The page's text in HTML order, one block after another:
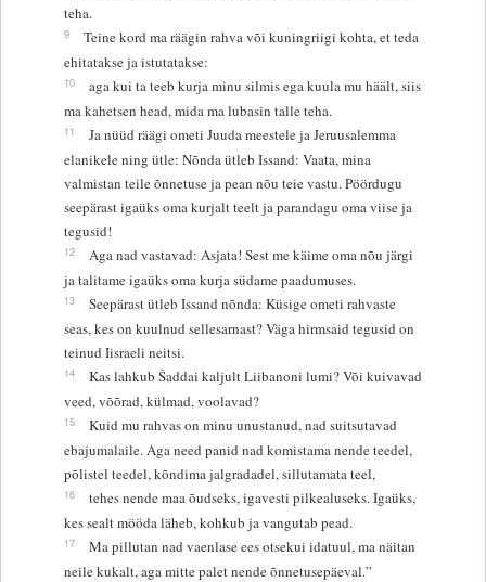
teha.
9
Teine kord ma räägin rahva või kuningriigi kohta, et teda
ehitatakse ja istutatakse:
10
aga kui ta teeb kurja minu silmis ega kuula mu häält, siis
ma kahetsen head, mida ma lubasin talle teha.
11
Ja nüüd räägi ometi Juuda meestele ja Jeruusalemma
elanikele ning ütle: Nõnda ütleb Issand: Vaata, mina
valmistan teile õnnetuse ja pean nõu teie vastu. Pöördugu
seepärast igaüks oma kurjalt teelt ja parandagu oma viise ja
tegusid!
12
Aga nad vastavad: Asjata! Sest me käime oma nõu järgi
ja talitame igaüks oma kurja südame paadumuses.
13
Seepärast ütleb Issand nõnda: Küsige ometi rahvaste
seas, kes on kuulnud sellesarnast? Väga hirmsaid tegusid on
teinud Iisraeli neitsi.
14
Kas lahkub Šaddai kaljult Liibanoni lumi? Või kuivavad
veed, võõrad, külmad, voolavad?
15
Kuid mu rahvas on minu unustanud, nad suitsutavad
ebajumalaile. Aga need panid nad komistama nende teedel,
põlistel teedel, kõndima jalgradadel, sillutamata teel,
16
tehes nende maa õudseks, igavesti pilkealuseks. Igaüks,
kes sealt mööda läheb, kohkub ja vangutab pead.
17
Ma pillutan nad vaenlase ees otsekui idatuul, ma näitan
neile kukalt, aga mitte palet nende õnnetusepäeval.”